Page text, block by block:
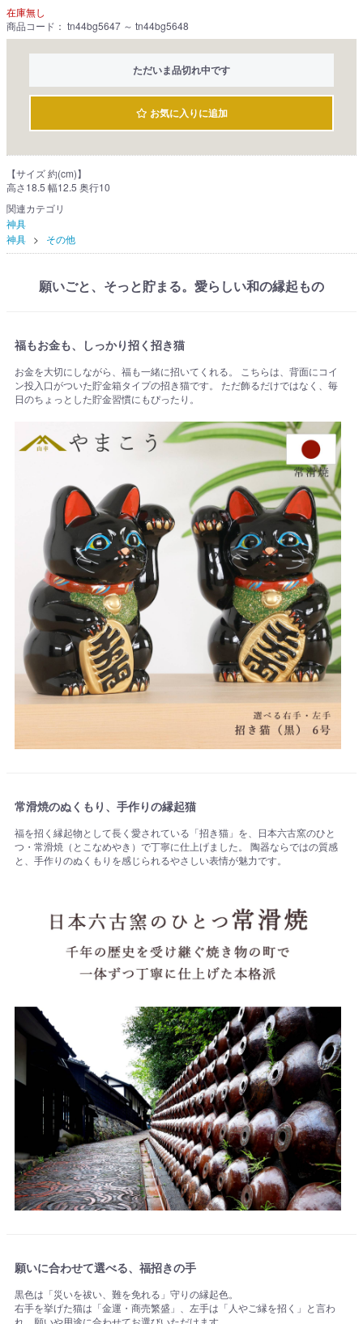
在庫無し
商品コード： tn44bg5647 ～ tn44bg5648
ただいま品切れ中です
お気に入りに追加
【サイズ 約(cm)】
高さ18.5 幅12.5 奥行10
関連カテゴリ
神具
神具
その他
願いごと、そっと貯まる。愛らしい和の縁起もの
福もお金も、しっかり招く招き猫
お金を大切にしながら、福も一緒に招いてくれる。 こちらは、背面にコイ
ン投入口がついた貯金箱タイプの招き猫です。 ただ飾るだけではなく、毎
日のちょっとした貯金習慣にもぴったり。
常滑焼のぬくもり、手作りの縁起猫
福を招く縁起物として長く愛されている「招き猫」を、日本六古窯のひと
つ・常滑焼（とこなめやき）で丁寧に仕上げました。 陶器ならではの質感
と、手作りのぬくもりを感じられるやさしい表情が魅力です。
願いに合わせて選べる、福招きの手
黒色は「災いを祓い、難を免れる」守りの縁起色。
右手を挙げた猫は「金運・商売繁盛」、左手は「人やご縁を招く」と言わ